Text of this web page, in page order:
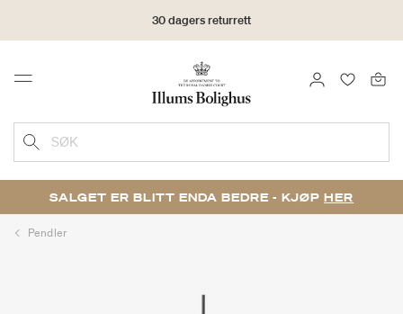
30 dagers returrett
Menu LOGG INN
SØK
SALGET ER BLITT ENDA BEDRE - KJØP HER
Pendler